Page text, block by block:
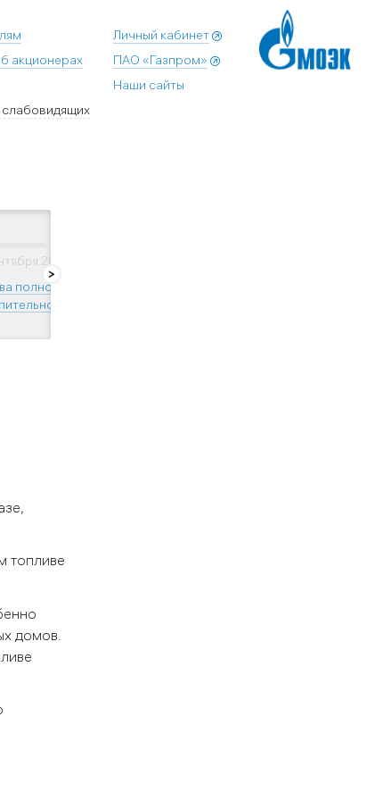
Личный кабинет
ПАО «Газпром»
Наши сайты
акционерах
слабовидящих
2023
полностью готова
топливе
домов.